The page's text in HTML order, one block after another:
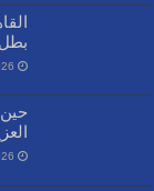
2026
2026